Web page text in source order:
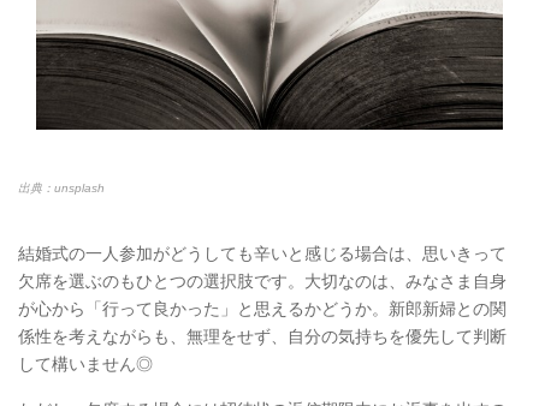
出典：unsplash
結婚式の一人参加がどうしても辛いと感じる場合は、思いきって
欠席を選ぶのもひとつの選択肢です。大切なのは、みなさま自身
が心から「行って良かった」と思えるかどうか。新郎新婦との関
係性を考えながらも、無理をせず、自分の気持ちを優先して判断
して構いません◎